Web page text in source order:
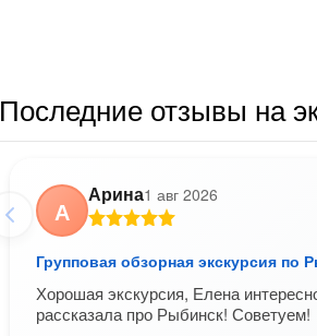
Последние отзывы на
А
Арина1 авг 2026
Групповая обзорная экскурсия по
Хорошая экскурсия, Елена
рассказала про Рыбинск! Советуем!